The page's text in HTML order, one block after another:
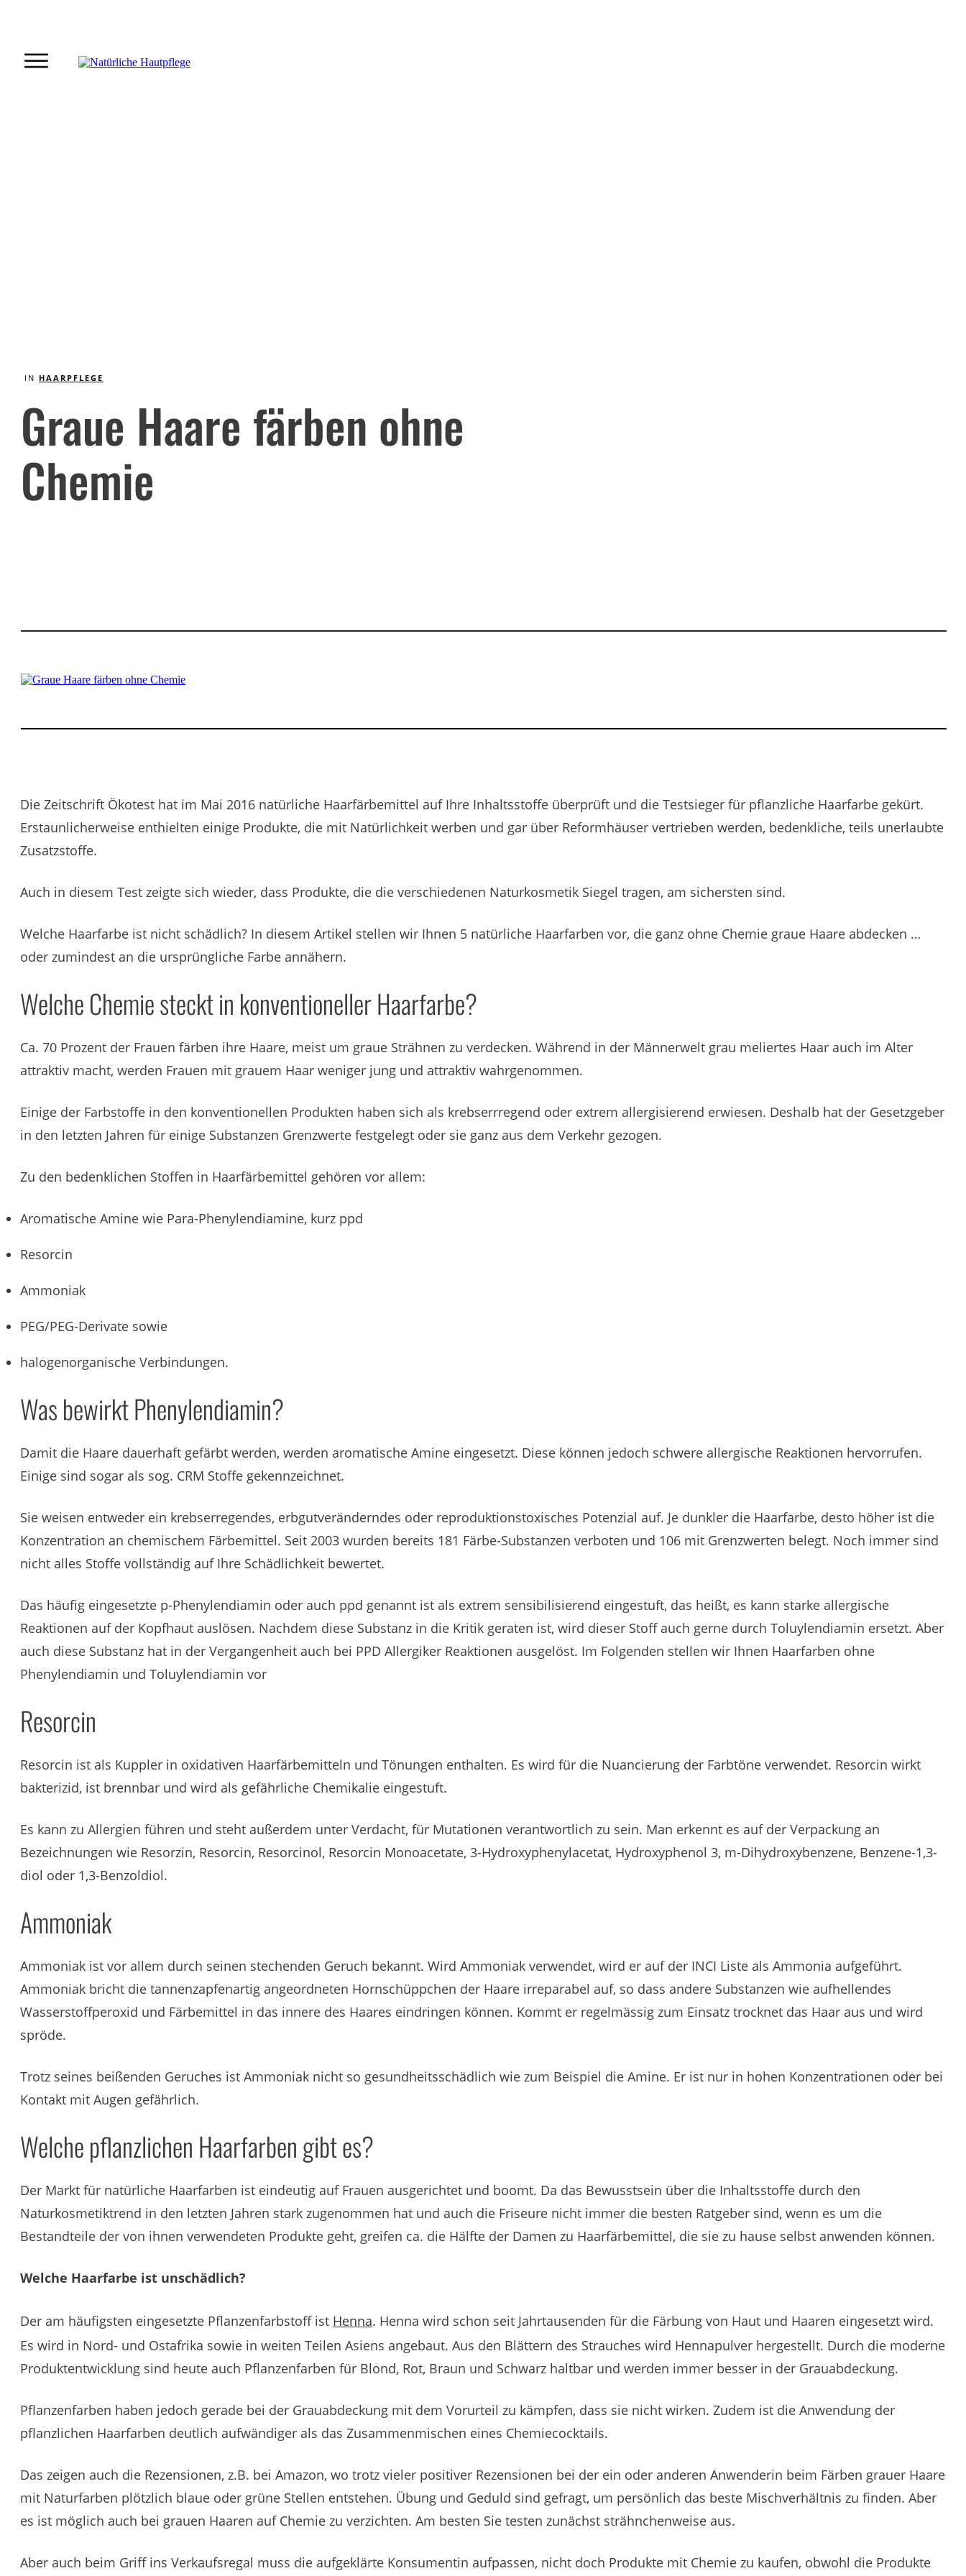
IN HAARPFLEGE
Graue Haare färben ohne
Chemie
Die Zeitschrift Ökotest hat im Mai 2016 natürliche Haarfärbemittel auf Ihre Inhaltsstoffe überprüft und die Testsieger für pflanzliche Haarfarbe gekürt.
Erstaunlicherweise enthielten einige Produkte, die mit Natürlichkeit werben und gar über Reformhäuser vertrieben werden, bedenkliche, teils unerlaubte
Zusatzstoffe.
Auch in diesem Test zeigte sich wieder, dass Produkte, die die verschiedenen Naturkosmetik Siegel tragen, am sichersten sind.
Welche Haarfarbe ist nicht schädlich? In diesem Artikel stellen wir Ihnen 5 natürliche Haarfarben vor, die ganz ohne Chemie graue Haare abdecken …
oder zumindest an die ursprüngliche Farbe annähern.​
Welche Chemie steckt in konventioneller Haarfarbe?
Ca. 70 Prozent der Frauen färben ihre Haare, meist um graue Strähnen zu verdecken. Während in der Männerwelt grau meliertes Haar auch im Alter
attraktiv macht, werden Frauen mit grauem Haar weniger jung und attraktiv wahrgenommen.
Einige der Farbstoffe in den konventionellen Produkten haben sich als krebserrregend oder extrem allergisierend erwiesen. Deshalb hat der Gesetzgeber
in den letzten Jahren für einige Substanzen Grenzwerte festgelegt oder sie ganz aus dem Verkehr gezogen.
Zu den bedenklichen Stoffen in Haarfärbemittel gehören vor allem:
Aromatische Amine wie Para-Phenylendiamine, kurz ppd
Resorcin
Ammoniak
PEG/PEG-Derivate sowie
halogenorganische Verbindungen.
Was bewirkt Phenylendiamin?
Damit die Haare dauerhaft gefärbt werden, werden aromatische Amine eingesetzt. Diese können jedoch schwere allergische Reaktionen hervorrufen.
Einige sind sogar als sog. CRM Stoffe gekennzeichnet.
Sie weisen entweder ein krebserregendes, erbgutveränderndes oder reproduktionstoxisches Potenzial auf. Je dunkler die Haarfarbe, desto höher ist die
Konzentration an chemischem Färbemittel. Seit 2003 wurden bereits 181 Färbe-Substanzen verboten und 106 mit Grenzwerten belegt. Noch immer sind
nicht alles Stoffe vollständig auf Ihre Schädlichkeit bewertet.
Das häufig eingesetzte p-Phenylendiamin oder auch ppd genannt ist als extrem sensibilisierend eingestuft, das heißt, es kann starke allergische
Reaktionen auf der Kopfhaut auslösen. Nachdem diese Substanz in die Kritik geraten ist, wird dieser Stoff auch gerne durch Toluylendiamin ersetzt. Aber
auch diese Substanz hat in der Vergangenheit auch bei PPD Allergiker Reaktionen ausgelöst. Im Folgenden stellen wir Ihnen Haarfarben ohne
Phenylendiamin und Toluylendiamin vor
Resorcin
Resorcin ist als Kuppler in oxidativen Haarfärbemitteln und Tönungen enthalten. Es wird für die Nuancierung der Farbtöne verwendet. Resorcin wirkt
bakterizid, ist brennbar und wird als gefährliche Chemikalie eingestuft.
Es kann zu Allergien führen und steht außerdem unter Verdacht, für Mutationen verantwortlich zu sein. Man erkennt es auf der Verpackung an
Bezeichnungen wie Resorzin, Resorcin, Resorcinol, Resorcin Monoacetate, 3-Hydroxyphenylacetat, Hydroxyphenol 3, m-Dihydroxybenzene, Benzene-1,3-
diol oder 1,3-Benzoldiol.
Ammoniak
Ammoniak ist vor allem durch seinen stechenden Geruch bekannt. Wird Ammoniak verwendet, wird er auf der INCI Liste als Ammonia aufgeführt.
Ammoniak bricht die tannenzapfenartig angeordneten Hornschüppchen der Haare irreparabel auf, so dass andere Substanzen wie aufhellendes
Wasserstoffperoxid und Färbemittel in das innere des Haares eindringen können. Kommt er regelmässig zum Einsatz trocknet das Haar aus und wird
spröde.
Trotz seines beißenden Geruches ist Ammoniak nicht so gesundheitsschädlich wie zum Beispiel die Amine. Er ist nur in hohen Konzentrationen oder bei
Kontakt mit Augen gefährlich.
Welche pflanzlichen Haarfarben gibt es?
Der Markt für natürliche Haarfarben ist eindeutig auf Frauen ausgerichtet und boomt. Da das Bewusstsein über die Inhaltsstoffe durch den
Naturkosmetiktrend in den letzten Jahren stark zugenommen hat und auch die Friseure nicht immer die besten Ratgeber sind, wenn es um die
Bestandteile der von ihnen verwendeten Produkte geht, greifen ca. die Hälfte der Damen zu Haarfärbemittel, die sie zu hause selbst anwenden können.
Welche Haarfarbe ist unschädlich?
Der am häufigsten eingesetzte Pflanzenfarbstoff ist Henna. Henna wird schon seit Jahrtausenden für die Färbung von Haut und Haaren eingesetzt wird.
Es wird in Nord- und Ostafrika sowie in weiten Teilen Asiens angebaut. Aus den Blättern des Strauches wird Hennapulver hergestellt. Durch die moderne
Produktentwicklung sind heute auch Pflanzenfarben für Blond, Rot, Braun und Schwarz haltbar und werden immer besser in der Grauabdeckung.
Pflanzenfarben haben jedoch gerade bei der Grauabdeckung mit dem Vorurteil zu kämpfen, dass sie nicht wirken. Zudem ist die Anwendung der
pflanzlichen Haarfarben deutlich aufwändiger als das Zusammenmischen eines Chemiecocktails.
Das zeigen auch die Rezensionen, z.B. bei Amazon, wo trotz vieler positiver Rezensionen bei der ein oder anderen Anwenderin beim Färben grauer Haare
mit Naturfarben plötzlich blaue oder grüne Stellen entstehen. Übung und Geduld sind gefragt, um persönlich das beste Mischverhältnis zu finden. Aber
es ist möglich auch bei grauen Haaren auf Chemie zu verzichten. Am besten Sie testen zunächst strähnchenweise aus.
Aber auch beim Griff ins Verkaufsregal muss die aufgeklärte Konsumentin aufpassen, nicht doch Produkte mit Chemie zu kaufen, obwohl die Produkte